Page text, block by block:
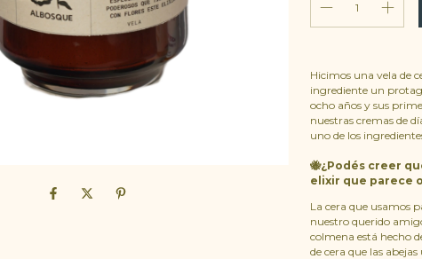
Hicimos una vela de
ingrediente un
ocho años y sus
nuestras cremas de
uno de los
🐝¿Podés creer
elixir que parece
La cera que usamos
nuestro querido
colmena está hecho
de cera que las